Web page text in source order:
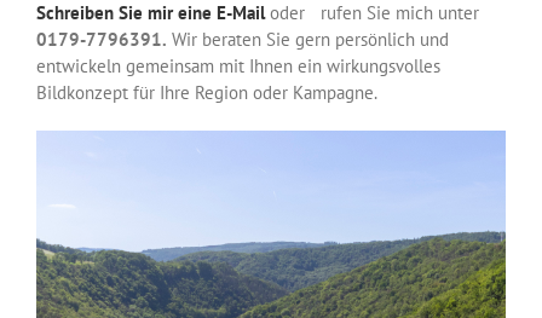
Schreiben Sie mir eine E-Mailoder rufen Sie mich unter
0179-7796391. Wir beraten Sie gern persönlich und
entwickeln gemeinsam mit Ihnen ein wirkungsvolles
Bildkonzept für Ihre Region oder Kampagne.